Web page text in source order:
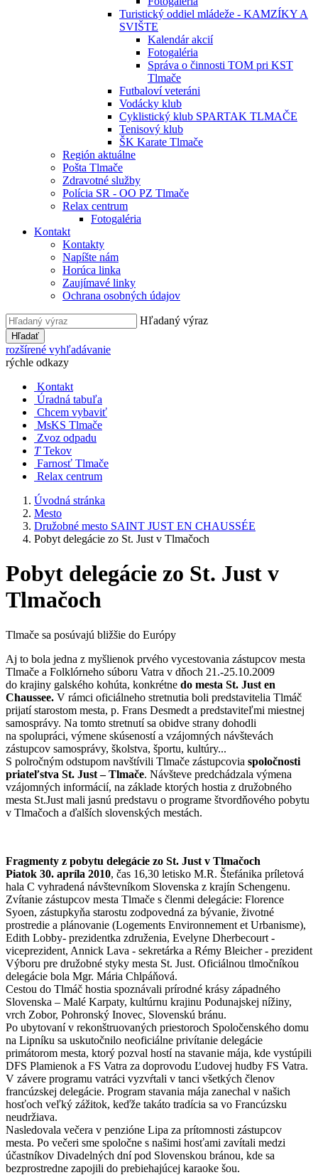
Turistický oddiel mládeže - KAMZÍKY A
SVIŠTE
Kalendár akcií
Fotogaléria
Správa o činnosti TOM pri KST
Tlmače
Futbaloví veteráni
Vodácky klub
Cyklistický klub SPARTAK TLMAČE
Tenisový klub
ŠK Karate Tlmače
Región aktuálne
Pošta Tlmače
Zdravotné služby
Polícia SR - OO PZ Tlmače
Relax centrum
Fotogaléria
Kontakt
Kontakty
Napíšte nám
Horúca linka
Zaujímavé linky
Ochrana osobných údajov
Hľadaný výraz
Hľadať
rozšírené vyhľadávanie
rýchle odkazy
Kontakt
Úradná tabuľa
Chcem vybaviť
MsKS Tlmače
Zvoz odpadu
T Tekov
Farnosť Tlmače
Relax centrum
Úvodná stránka
Mesto
Družobné mesto SAINT JUST EN CHAUSSÉE
Pobyt delegácie zo St. Just v Tlmačoch
Pobyt delegácie zo St. Just v
Tlmačoch
Tlmače sa posúvajú bližšie do Európy
Aj to bola jedna z myšlienok prvého vycestovania zástupcov mesta
Tlmače a Folklórneho súboru Vatra v dňoch 21.-25.10.2009
do krajiny galského kohúta, konkrétne do mesta St. Just en
Chaussee. V rámci oficiálneho stretnutia boli predstavitelia Tlmáč
prijatí starostom mesta, p. Frans Desmedt a predstaviteľmi miestnej
samosprávy. Na tomto stretnutí sa obidve strany dohodli
na spolupráci, výmene skúseností a vzájomných návštevách
zástupcov samosprávy, školstva, športu, kultúry...
S polročným odstupom navštívili Tlmače zástupcovia spoločnosti
priateľstva St. Just – Tlmače. Návšteve predchádzala výmena
vzájomných informácií, na základe ktorých hostia z družobného
mesta St.Just mali jasnú predstavu o programe štvordňového pobytu
v Tlmačoch a ďalších slovenských mestách.
Fragmenty z pobytu delegácie zo St. Just v Tlmačoch
Piatok 30. apríla 2010, čas 16,30 letisko M.R. Štefánika príletová
hala C vyhradená návštevníkom Slovenska z krajín Schengenu.
Zvítanie zástupcov mesta Tlmače s členmi delegácie: Florence
Syoen, zástupkyňa starostu zodpovedná za bývanie, životné
prostredie a plánovanie (Logements Environnement et Urbanisme),
Edith Lobby- prezidentka združenia, Evelyne Dherbecourt -
viceprezident, Annick Lava - sekretárka a Rémy Bleicher - prezident
Výboru pre družobné styky mesta St. Just. Oficiálnou tlmočníkou
delegácie bola Mgr. Mária Chlpáňová.
Cestou do Tlmáč hostia spoznávali prírodné krásy západného
Slovenska – Malé Karpaty, kultúrnu krajinu Podunajskej nížiny,
vrch Zobor, Pohronský Inovec, Slovenskú bránu.
Po ubytovaní v rekonštruovaných priestoroch Spoločenského domu
na Lipníku sa uskutočnilo neoficiálne privítanie delegácie
primátorom mesta, ktorý pozval hostí na stavanie mája, kde vystúpili
DFS Plamienok a FS Vatra za doprovodu Ľudovej hudby FS Vatra.
V závere programu vatráci vyzvŕtali v tanci všetkých členov
francúzskej delegácie. Program stavania mája zanechal v našich
hosťoch veľký zážitok, keďže takáto tradícia sa vo Francúzsku
neudržiava.
Nasledovala večera v penzióne Lipa za prítomnosti zástupcov
mesta. Po večeri sme spoločne s našimi hosťami zavítali medzi
účastníkov Divadelných dní pod Slovenskou bránou, kde sa
bezprostredne zapojili do prebiehajúcej karaoke šou.